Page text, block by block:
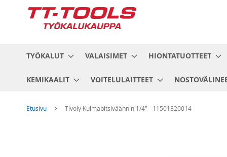
TYÖKALUT VALAISIMET HIONTATUOTTEET
KEMIKAALIT VOITELULAITTEET
Etusivu Tivoly Kulmabitsiväännin 1/4" - 11501320014